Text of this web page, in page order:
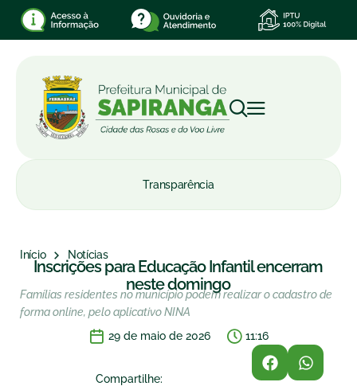
Transparência
Início Notícias
Inscrições para Educação Infantil encerram
neste domingo
Famílias residentes no município podem realizar o cadastro de
forma online, pelo aplicativo NINA
29 de maio de 2026
11:16
Compartilhe: